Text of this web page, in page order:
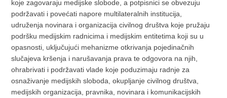
koje zagovaraju medijske slobode, a potpisnici se obvezuju
podržavati i povećati napore multilateralnih institucija,
udruženja novinara i organizacija civilnog društva koje pružaju
podršku medijskim radnicima i medijskim entitetima koji su u
opasnosti, uključujući mehanizme otkrivanja pojedinačnih
slučajeva kršenja i narušavanja prava te odgovora na njih,
ohrabrivati i podržavati vlade koje poduzimaju radnje za
osnaživanje medijskih sloboda, okupljanje civilnog društva,
medijskih organizacija, pravnika, novinara i komunikacijskih